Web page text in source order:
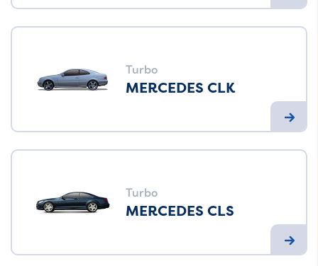
Turbo
MERCEDES CLK
Turbo
MERCEDES CLS